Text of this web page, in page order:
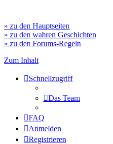
» zu den Hauptseiten
» zu den wahren Geschichten
» zu den Forums-Regeln
Zum Inhalt
Schnellzugriff
Das Team
FAQ
Anmelden
Registrieren